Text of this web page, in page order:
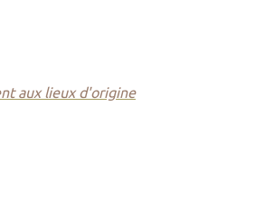
aux lieux d'origine